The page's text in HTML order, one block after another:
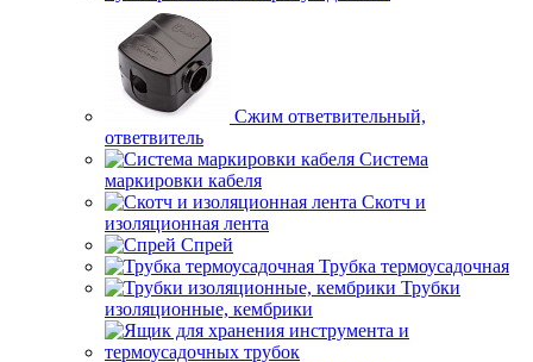
Сжим ответвительный,
ответвитель
Система
маркировки кабеля
Скотч и
изоляционная лента
Спрей
Трубка термоусадочная
Трубки
изоляционные, кембрики